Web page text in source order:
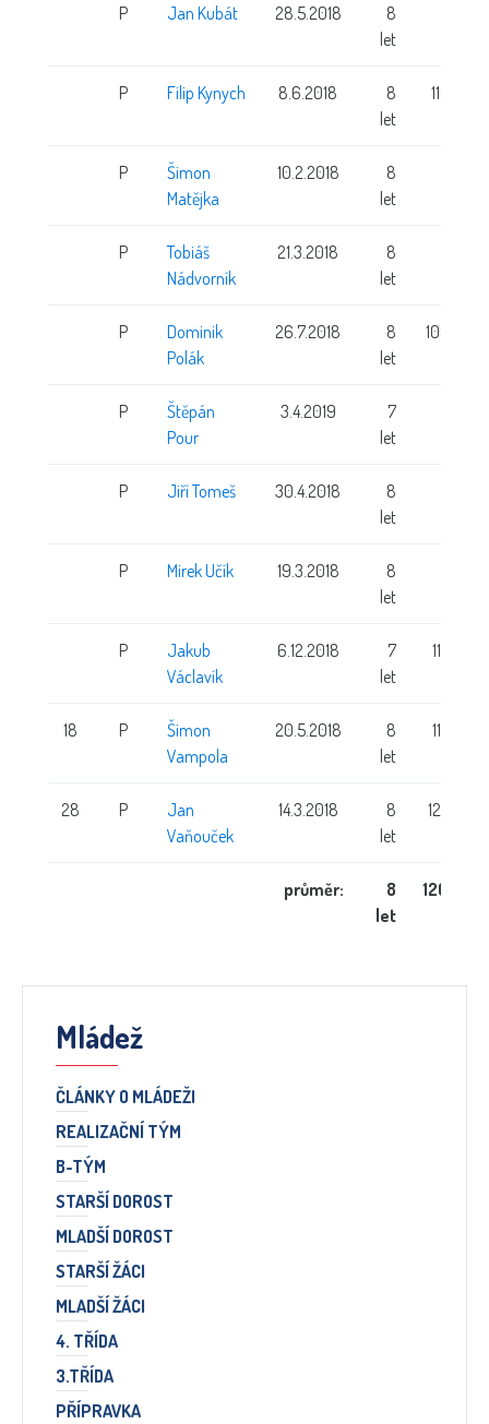
P Jan Kubát 28.5.2018
8
let
P Filip Kynych 8.6.2018
8
let
119 cm
P
Šimon
Matějka
10.2.2018
8
let
P
Tobiáš
Nádvorník
21.3.2018
8
let
P
Dominik
Polák
26.7.2018
8
let
109 cm
P
Štěpán
Pour
3.4.2019
7
let
P Jiří Tomeš 30.4.2018
8
let
P Mirek Učík 19.3.2018
8
let
P
Jakub
Václavík
6.12.2018
7
let
115 cm
18 P
Šimon
Vampola
20.5.2018
8
let
117 cm
28 P
Jan
Vaňouček
14.3.2018
8
let
122 cm
průměr:
8
let
120 cm
Mládež
ČLÁNKY O MLÁDEŽI
REALIZAČNÍ TÝM
B-TÝM
STARŠÍ DOROST
MLADŠÍ DOROST
STARŠÍ ŽÁCI
MLADŠÍ ŽÁCI
4. TŘÍDA
3.TŘÍDA
PŘÍPRAVKA